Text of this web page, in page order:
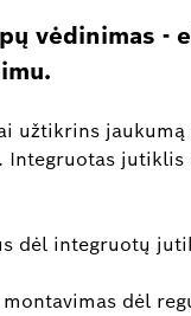
vėdinimas -
užtikrins
Integruotas
dėl integruotų
dėl